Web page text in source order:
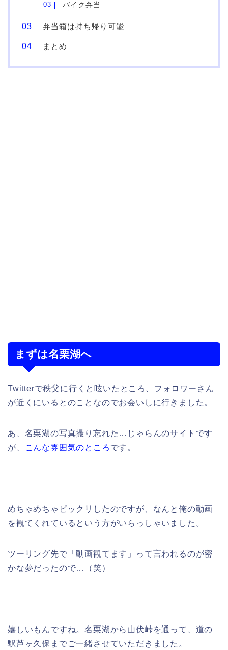
バイク弁当
弁当箱は持ち帰り可能
まとめ
まずは名栗湖へ
Twitterで秩父に行くと呟いたところ、フォロワーさん
が近くにいるとのことなのでお会いしに行きました。
あ、名栗湖の写真撮り忘れた…じゃらんのサイトです
が、
こんな雰囲気のところ です。
めちゃめちゃビックリしたのですが、なんと俺の動画
を観てくれているという方がいらっしゃいました。
ツーリング先で「動画観てます」って言われるのが密
かな夢だったので…（笑）
嬉しいもんですね。名栗湖から山伏峠を通って、道の
駅芦ヶ久保までご一緒させていただきました。